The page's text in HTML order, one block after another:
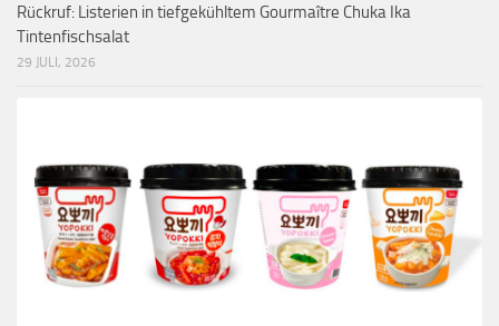
Rückruf: Listerien in tiefgekühltem Gourmaître Chuka Ika
Tintenfischsalat
29 JULI, 2026